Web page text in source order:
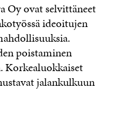
Oy ovat selvittäneet
ideoitujen
poistaminen
Korkealuokkaiset
jalankulkuun